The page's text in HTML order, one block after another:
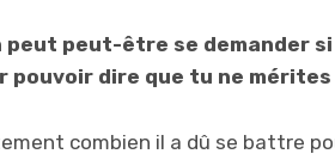
peut peut-être se demander
dire que tu ne mérites
combien il a dû se battre